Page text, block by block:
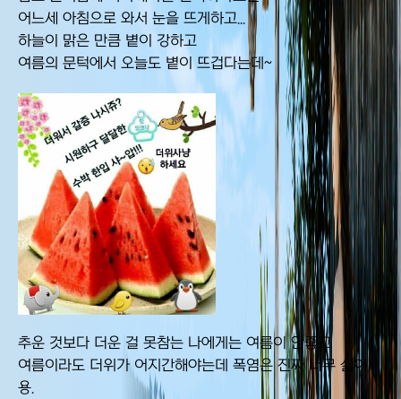
어느세 아침으로 와서 눈을 뜨게하고...
하늘이 맑은 만큼 볕이 강하고
여름의 문턱에서 오늘도 볕이 뜨겁다는데~
추운 것보다 더운 걸 못참는 나에게는 여름이 안좋고
여름이라도 더위가 어지간해야는데 폭염은 진짜 너무 싫어
용.